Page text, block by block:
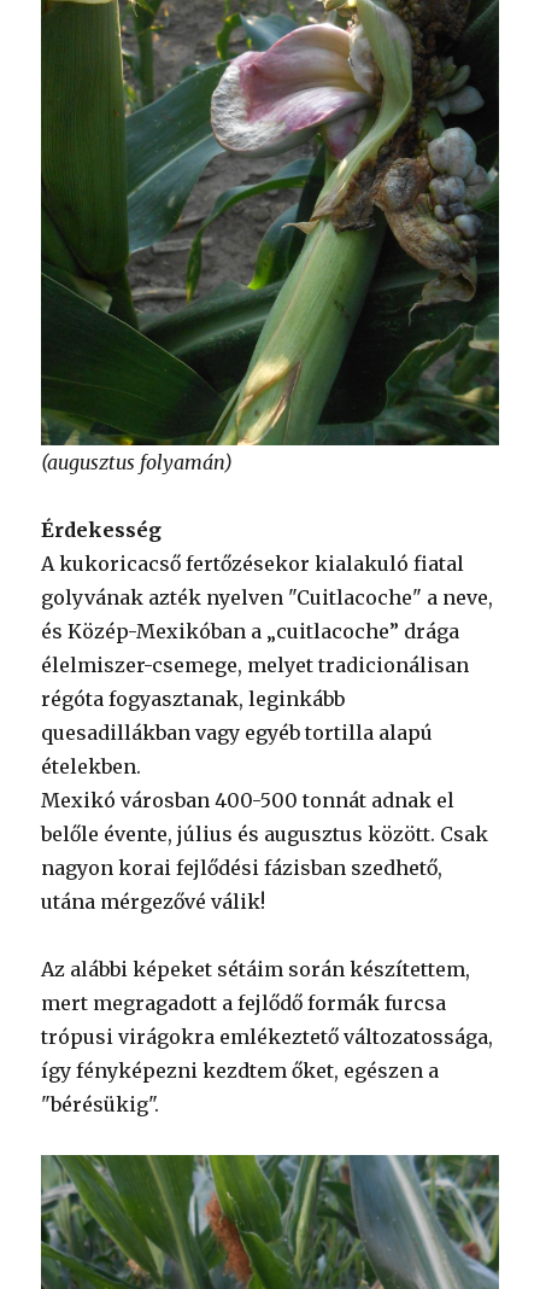
(augusztus folyamán)
Érdekesség
A kukoricacső fertőzésekor kialakuló fiatal
golyvának azték nyelven "Cuitlacoche" a neve,
és Közép-Mexikóban a „cuitlacoche” drága
élelmiszer-csemege, melyet tradicionálisan
régóta fogyasztanak, leginkább
quesadillákban vagy egyéb tortilla alapú
ételekben.
Mexikó városban 400-500 tonnát adnak el
belőle évente, július és augusztus között. Csak
nagyon korai fejlődési fázisban szedhető,
utána mérgezővé válik!
Az alábbi képeket sétáim során készítettem,
mert megragadott a fejlődő formák furcsa
trópusi virágokra emlékeztető változatossága,
így fényképezni kezdtem őket, egészen a
"bérésükig".